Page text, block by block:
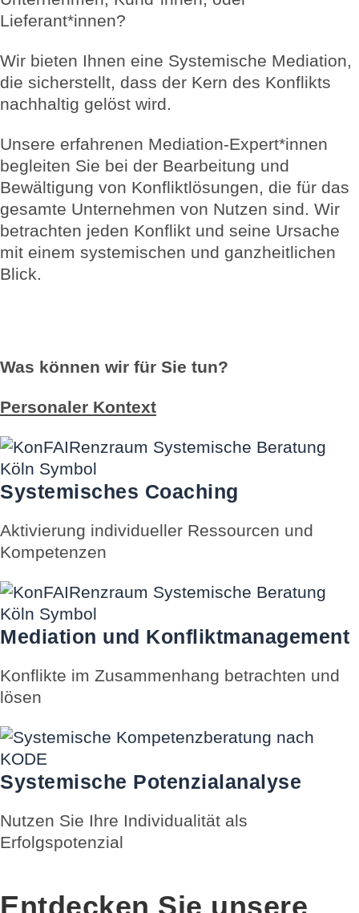
Lieferant*innen?
Wir bieten Ihnen eine Systemische Mediation,
die sicherstellt, dass der Kern des Konflikts
nachhaltig gelöst wird.
Unsere erfahrenen Mediation-Expert*innen
begleiten Sie bei der Bearbeitung und
Bewältigung von Konfliktlösungen, die für das
gesamte Unternehmen von Nutzen sind. Wir
betrachten jeden Konflikt und seine Ursache
mit einem systemischen und ganzheitlichen
Blick.
Was können wir für Sie tun?
Personaler Kontext
Systemisches Coaching
Aktivierung individueller Ressourcen und
Kompetenzen
Mediation und Konfliktmanagement
Konflikte im Zusammenhang betrachten und
lösen
Systemische Potenzialanalyse
Nutzen Sie Ihre Individualität als
Erfolgspotenzial